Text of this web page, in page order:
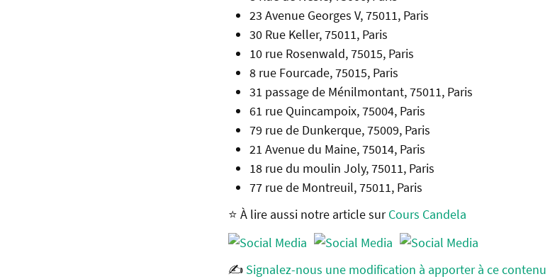
23 Avenue Georges V, 75011, Paris
30 Rue Keller, 75011, Paris
10 rue Rosenwald, 75015, Paris
8 rue Fourcade, 75015, Paris
31 passage de Ménilmontant, 75011, Paris
61 rue Quincampoix, 75004, Paris
79 rue de Dunkerque, 75009, Paris
21 Avenue du Maine, 75014, Paris
18 rue du moulin Joly, 75011, Paris
77 rue de Montreuil, 75011, Paris
⭐️ À lire aussi notre article surCours Candela
✍️ Signalez-nous une modification à apporter à ce contenu